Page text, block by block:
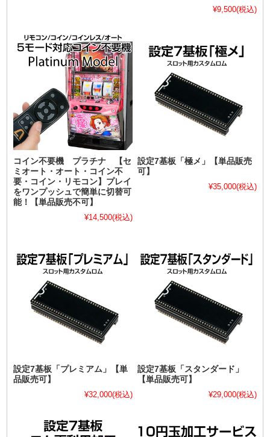
¥9,500(税込)
コイン不要機 プラチナ 【セ
ミオート・オート・コイン不
要・コイン・リモコン】プレイ
をワンプッシュで簡単に切替可
能！【単品販売不可】
¥14,500(税込)
設定7基板「極メ」【単品販売
可】
¥35,000(税込)
設定7基板「プレミアム」【単
品販売可】
¥32,000(税込)
設定7基板「スタンダード」
【単品販売可】
¥29,000(税込)